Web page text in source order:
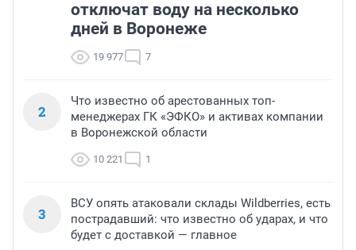
отключат воду на несколько
дней в Воронеже
19 977 7
2
Что известно об арестованных топ-
менеджерах ГК «ЭФКО» и активах компании
в Воронежской области
10 221 1
3
ВСУ опять атаковали склады Wildberries, есть
пострадавший: что известно об ударах, и что
будет с доставкой — главное